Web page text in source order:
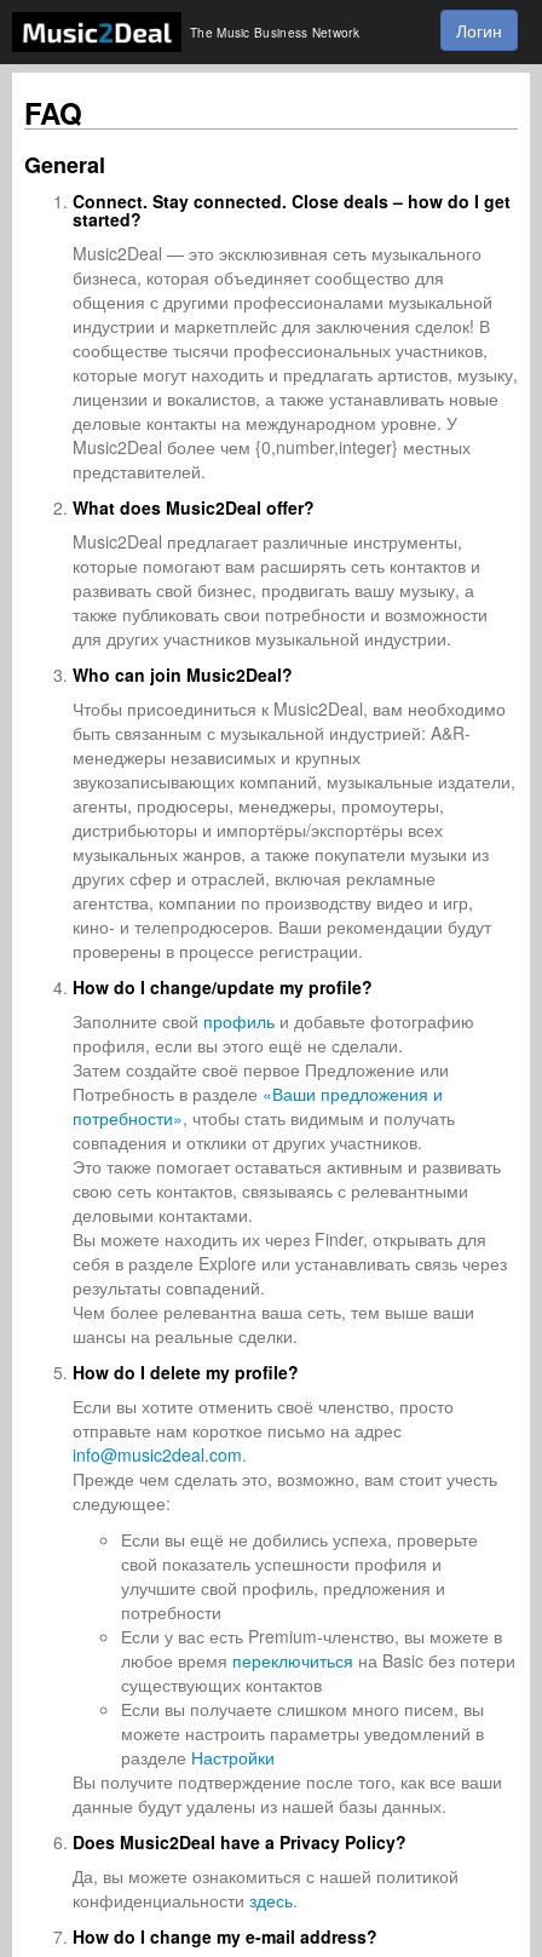
The Music Business Network Логин
FAQ
General
Connect. Stay connected. Close deals – how do I get
started?
Music2Deal — это эксклюзивная сеть музыкального
бизнеса, которая объединяет сообщество для
общения с другими профессионалами музыкальной
индустрии и маркетплейс для заключения сделок! В
сообществе тысячи профессиональных участников,
которые могут находить и предлагать артистов, музыку,
лицензии и вокалистов, а также устанавливать новые
деловые контакты на международном уровне. У
Music2Deal более чем {0,number,integer} местных
представителей.
What does Music2Deal offer?
Music2Deal предлагает различные инструменты,
которые помогают вам расширять сеть контактов и
развивать свой бизнес, продвигать вашу музыку, а
также публиковать свои потребности и возможности
для других участников музыкальной индустрии.
Who can join Music2Deal?
Чтобы присоединиться к Music2Deal, вам необходимо
быть связанным с музыкальной индустрией: A&R-
менеджеры независимых и крупных
звукозаписывающих компаний, музыкальные издатели,
агенты, продюсеры, менеджеры, промоутеры,
дистрибьюторы и импортёры/экспортёры всех
музыкальных жанров, а также покупатели музыки из
других сфер и отраслей, включая рекламные
агентства, компании по производству видео и игр,
кино- и телепродюсеров. Ваши рекомендации будут
проверены в процессе регистрации.
How do I change/update my profile?
Заполните свой профиль и добавьте фотографию
профиля, если вы этого ещё не сделали.
Затем создайте своё первое Предложение или
Потребность в разделе «Ваши предложения и
потребности», чтобы стать видимым и получать
совпадения и отклики от других участников.
Это также помогает оставаться активным и развивать
свою сеть контактов, связываясь с релевантными
деловыми контактами.
Вы можете находить их через Finder, открывать для
себя в разделе Explore или устанавливать связь через
результаты совпадений.
Чем более релевантна ваша сеть, тем выше ваши
шансы на реальные сделки.
How do I delete my profile?
Если вы хотите отменить своё членство, просто
отправьте нам короткое письмо на адрес
info@music2deal.com.
Прежде чем сделать это, возможно, вам стоит учесть
следующее:
Если вы ещё не добились успеха, проверьте
свой показатель успешности профиля и
улучшите свой профиль, предложения и
потребности
Если у вас есть Premium-членство, вы можете в
любое время переключиться на Basic без потери
существующих контактов
Если вы получаете слишком много писем, вы
можете настроить параметры уведомлений в
разделе Настройки
Вы получите подтверждение после того, как все ваши
данные будут удалены из нашей базы данных.
Does Music2Deal have a Privacy Policy?
Да, вы можете ознакомиться с нашей политикой
конфиденциальности здесь.
How do I change my e-mail address?